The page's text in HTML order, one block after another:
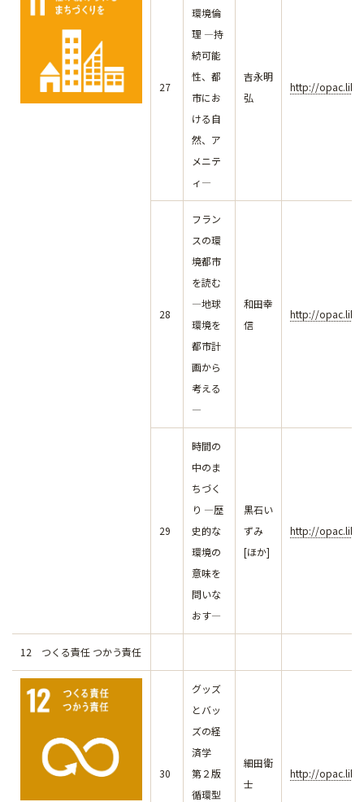
27
環境倫
理 ―持
続可能
性、都
市にお
ける自
然、ア
メニテ
ィ―
吉永明
弘
http://
28
フラン
スの環
境都市
を読む
―地球
環境を
都市計
画から
考える
―
和田幸
信
http://
29
時間の
中のま
ちづく
り ―歴
史的な
環境の
意味を
問いな
おす―
黒石い
ずみ
[ほか]
http://
12 つくる責任 つかう責任
30
グッズ
とバッ
ズの経
済学
第２版
循環型
細田衛
士
http://